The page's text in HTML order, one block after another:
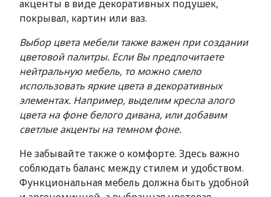
акценты в виде декоративных подушек,
покрывал, картин или ваз.
Выбор цвета мебели также важен при создании
цветовой палитры. Если Вы предпочитаете
нейтральную мебель, то можно смело
использовать яркие цвета в декоративных
элементах. Например, выделим кресла алого
цвета на фоне белого дивана, или добавим
светлые акценты на темном фоне.
Не забывайте также о комфорте. Здесь важно
соблюдать баланс между стилем и удобством.
Функциональная мебель должна быть удобной